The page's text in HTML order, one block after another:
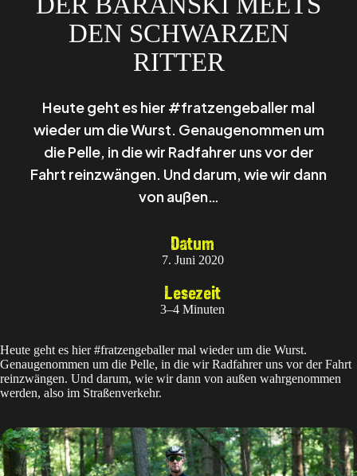
DEN SCHWARZEN
RITTER
Heute geht es hier #fratzengeballer mal
wieder um die Wurst. Genaugenommen um
die Pelle, in die wir Radfahrer uns vor der
Fahrt reinzwängen. Und darum, wie wir dann
von außen…
Datum
7. Juni 2020
Lesezeit
3–4 Minuten
Heute geht es hier #fratzengeballer mal wieder um die Wurst.
Genaugenommen um die Pelle, in die wir Radfahrer uns vor der Fahrt
reinzwängen. Und darum, wie wir dann von außen wahrgenommen
werden, also im Straßenverkehr.